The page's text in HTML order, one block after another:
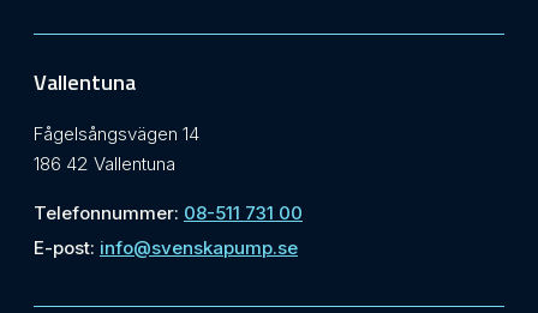
Vallentuna
Fågelsångsvägen 14
186 42 Vallentuna
Telefonnummer: 08-511 731 00
E-post: info@svenskapump.se